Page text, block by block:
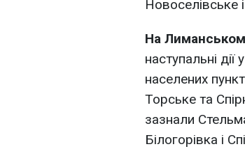
Новоселівське
На
наступальні
населених
Торське та
зазнали
Білогорівка і